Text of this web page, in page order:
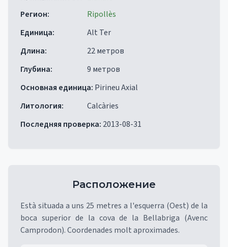
Регион:
Ripollès
Единица:
Alt Ter
Длина:
22 метров
Глубина:
9 метров
Основная единица: Pirineu Axial
Литология:
Calcàries
Последняя проверка: 2013-08-31
Расположение
Està situada a uns 25 metres a l'esquerra (Oest) de la
boca superior de la cova de la Bellabriga (Avenc
Camprodon). Coordenades molt aproximades.